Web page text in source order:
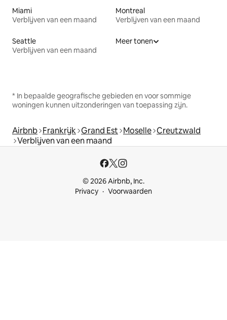
Miami
Verblijven van een maand
Montreal
Verblijven van een maand
Seattle
Verblijven van een maand
Meer tonen
* In bepaalde geografische gebieden en voor sommige
woningen kunnen uitzonderingen van toepassing zijn.
Airbnb Frankrijk Grand Est Moselle Creutzwald
Verblijven van een maand
© 2026 Airbnb, Inc.
Privacy
Voorwaarden